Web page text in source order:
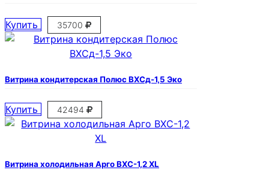
Купить 35700
Витрина кондитерская Полюс ВХСд-1,5 Эко
Купить 42494
Витрина холодильная Арго ВХС-1,2 XL